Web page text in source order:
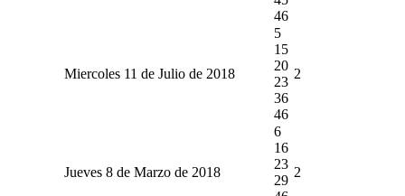
46
Miercoles 11 de Julio de 2018
5
15
20
23
36
46
2
Jueves 8 de Marzo de 2018
6
16
23
29
2